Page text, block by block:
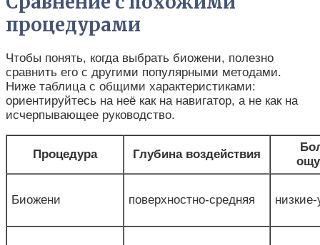
процедурами
Чтобы понять, когда выбрать биожени, полезно
сравнить его с другими популярными методами.
Ниже таблица с общими характеристиками:
ориентируйтесь на неё как на навигатор, а не как на
исчерпывающее руководство.
Процедура Глубина воздействия
Биожени поверхностно‑средняя